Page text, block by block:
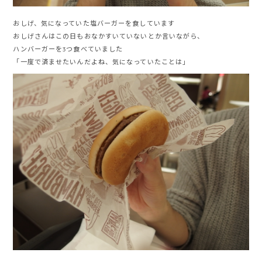
おしげ、気になっていた塩バーガーを食しています
おしげさんはこの日もおなかすいていないとか言いながら、
ハンバーガーを3つ食べていました
「一度で済ませたいんだよね、気になっていたことは」